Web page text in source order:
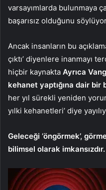
varsayımlarda bulunmaya
başarısız olduğunu
Ancak insanların bu
çıktı’ diyenlere inanmayı
hiçbir kaynakta Ayrıca
kehanet yaptığına dair bir
her yıl sürekli yeniden
yılki kehanetleri’ diye
Geleceği ‘öngörmek’,
bilimsel olarak imkansızdır.